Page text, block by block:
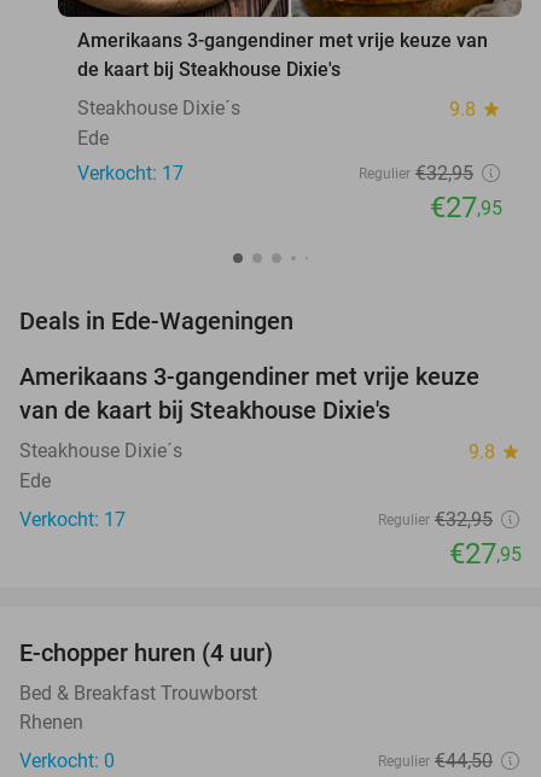
Amerikaans 3-gangendiner met vrije keuze van
de kaart bij Steakhouse Dixie's
Steakhouse Dixie´s
9.8 star
Ede
Verkocht: 17
Regulier €32,95
€27,95
Deals in Ede-Wageningen
15%
Amerikaans 3-gangendiner met vrije keuze
van de kaart bij Steakhouse Dixie's
Steakhouse Dixie´s 9.8 star
Ede
Verkocht: 17
Regulier €32,95
€27,95
NEW
TODAY
E-chopper huren (4 uur)
Bed & Breakfast Trouwborst
Rhenen
Verkocht: 0
Regulier €44,50